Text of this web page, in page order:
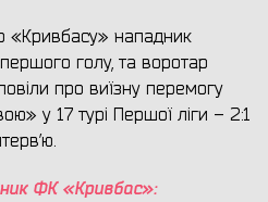
«Кривбасу» нападник
голу, та воротар
про виїзну перемогу
у 17 турі Першої ліги – 2:1
ФК «Кривбас»: